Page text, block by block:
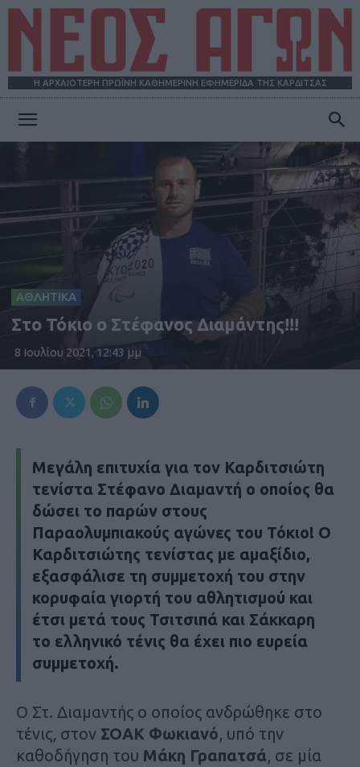
Η ΑΡΧΑΙΟΤΕΡΗ ΠΡΩΪΝΗ ΚΑΘΗΜΕΡΙΝΗ ΕΦΗΜΕΡΙΔΑ ΤΗΣ ΚΑΡΔΙΤΣΑΣ
ΑΓΩΝ
ΑΘΛΗΤΙΚΑ
Στο Τόκιο ο Στέφανος Διαμάντης!!!
8 Ιουλίου 2021, 12:43 μμ
Μεγάλη επιτυχία για τον Καρδιτσιώτη
τενίστα Στέφανο Διαμαντή ο οποίος θα
δώσει το παρών στους
Παραολυμπιακούς αγώνες του Τόκιο! Ο
Καρδιτσιώτης τενίστας με αμαξίδιο,
εξασφάλισε τη συμμετοχή του στην
κορυφαία γιορτή του αθλητισμού και
έτσι μετά τους Τσιτσιπά και Σάκκαρη
το ελληνικό τένις θα έχει πιο ευρεία
συμμετοχή.
Ο Στ. Διαμαντής ο οποίος ανδρώθηκε στο
τένις, στον ΣΟΑΚ Φωκιανό, υπό την
καθοδήγηση του Μάκη Γραπατσά, σε μία